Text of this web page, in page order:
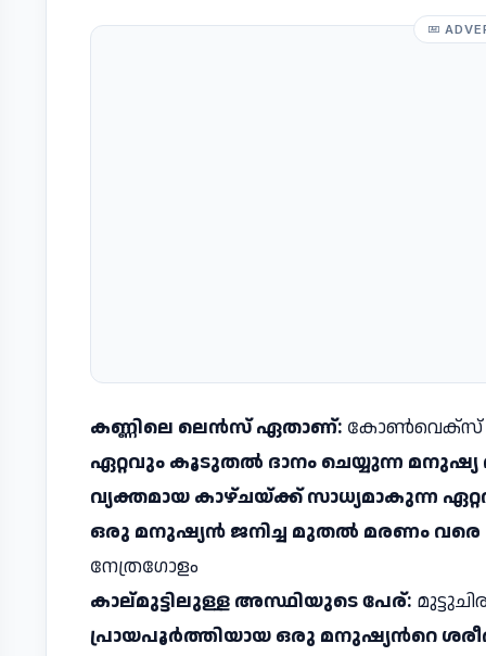
കണ്ണിലെ ലെൻസ് ഏതാണ്: കോൺവെക്സ്
ഏറ്റവും കൂടുതൽ ദാനം ചെയ്യുന്ന
വ്യക്തമായ കാഴ്ചയ്ക്ക് സാധ്യമാകുന്ന
ഒരു മനുഷ്യൻ ജനിച്ച മുതൽ മരണം
നേത്രഗോളം
കാല്മുട്ടിലുള്ള അസ്ഥിയുടെ പേര്:
പ്രായപൂർത്തിയായ ഒരു മനുഷ്യൻറെ